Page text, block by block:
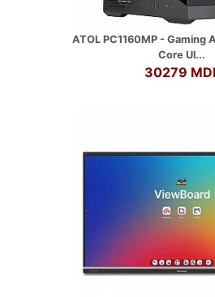
ATOL PC1160MP - Gaming
Core Ul...
30279